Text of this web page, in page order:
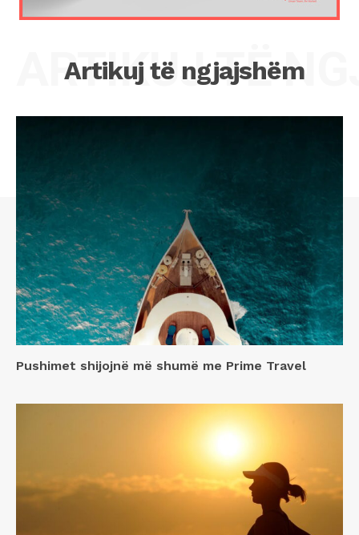
Artikuj të ngjajshëm
ARTIKUJ TË
Pushimet shijojnë më shumë me Prime Travel